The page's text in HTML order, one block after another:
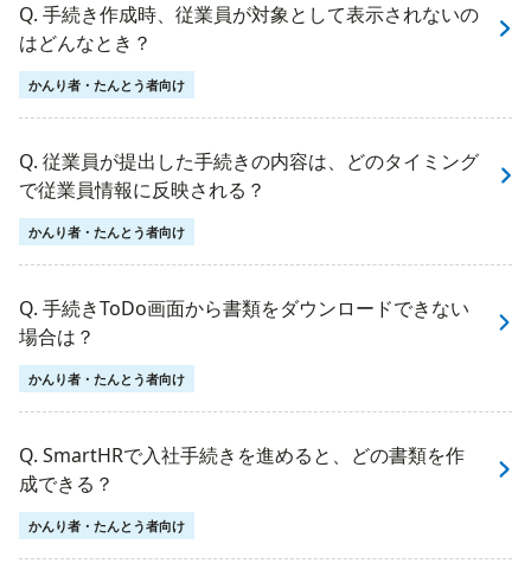
Q. 手続き作成時、従業員が対象として表示されないの
はどんなとき？
かんり者・たんとう者向け
Q. 従業員が提出した手続きの内容は、どのタイミング
で従業員情報に反映される？
かんり者・たんとう者向け
Q. 手続きToDo画面から書類をダウンロードできない
場合は？
かんり者・たんとう者向け
Q. SmartHRで入社手続きを進めると、どの書類を作
成できる？
かんり者・たんとう者向け